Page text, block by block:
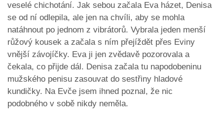
veselé chichotání. Jak sebou začala Eva házet, Denisa
se od ní odlepila, ale jen na chvíli, aby se mohla
natáhnout po jednom z vibrátorů. Vybrala jeden menší
růžový kousek a začala s ním přejíždět přes Eviny
vnější závojíčky. Eva ji jen zvědavě pozorovala a
čekala, co přijde dál. Denisa začala tu napodobeninu
mužského penisu zasouvat do sestřiny hladové
kundičky. Na Evče jsem ihned poznal, že nic
podobného v sobě nikdy neměla.